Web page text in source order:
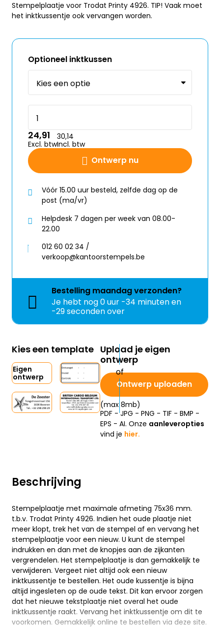
Beschrijving
Stempelplaatje met maximale afmeting 75x36 mm.
t.b.v. Trodat Printy 4926. Indien het oude plaatje niet
meer klopt, trek het van de stempel af en vervang het
stempelplaatje voor een nieuw. U kunt de stempel
indrukken en dan met de knopjes aan de zijkanten
vergrendelen. Het stempelplaatje is dan gemakkelijk te
verwijderen. Vergeet niet altijd ook een nieuw
inktkussentje te bestellen. Het oude kussentje is bijna
altijd ingesleten op de oude tekst. Dit kan ervoor zorgen
dat het nieuwe tekstplaatje niet overal het oude
inktkussentje raakt. Vervang het inktkussentje om dit te
voorkomen. Gemakkelijk online te bestellen via deze site.
Stempelplaatje voor Trodat Printy 4926. TIP! Vaak moet
het inktkussentje ook vervangen worden.
Optioneel inktkussen
Ontwerp nu
24,91
Excl. btw
30,14
Incl. btw
Vóór 15.00 uur besteld, zelfde dag op de
post (ma/vr)
Helpdesk 7 dagen per week van 08.00-
22.00
012 60 02 34 /
verkoop@kantoorstempels.be
Bestelling maandagverzonden?
Je hebt nog0 uur -34 minuten en
-29 seconden over
Kies een template
Eigen
ontwerp
Upload je eigen
ontwerp
Ontwerp uploaden
(max 8mb)
PDF - JPG - PNG - TIF - BMP -
EPS - AI. Onze aanleveropties
vind je hier.